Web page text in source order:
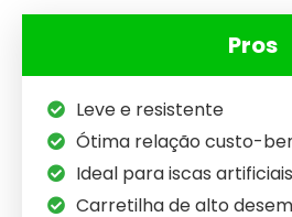
Pros
Leve e resistente
Ótima relação custo-
Ideal para iscas artificiais
Carretilha de alto